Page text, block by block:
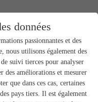
supports
données
passionnantes et des
nous utilisons également des
suivi tierces pour analyser
des améliorations et mesurer
que dans ces cas, certaines
pays tiers. Il est également